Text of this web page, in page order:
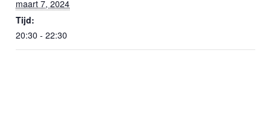
maart 7, 2024
Tijd:
20:30 - 22:30